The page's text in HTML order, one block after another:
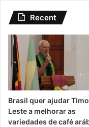
Recent
Brasil quer ajudar
Leste a melhorar as
variedades de café